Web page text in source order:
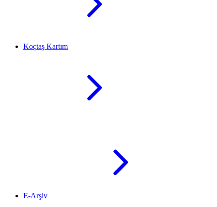
Koçtaş Kartım
E-Arşiv